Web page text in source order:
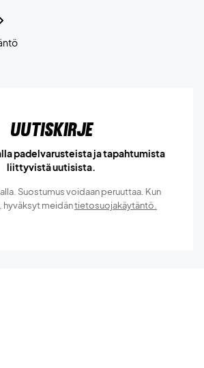
Uutiskirje
padelvarusteista ja tapahtumista
liittyvistä uutisista.
Suostumus voidaan peruuttaa. Kun
meidäntietosuojakäytäntö.